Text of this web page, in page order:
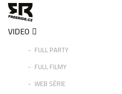
VIDEO
FULL PARTY
FULL FILMY
WEB SÉRIE